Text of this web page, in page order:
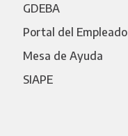
GDEBA
Portal del Empleado
Mesa de Ayuda
SIAPE